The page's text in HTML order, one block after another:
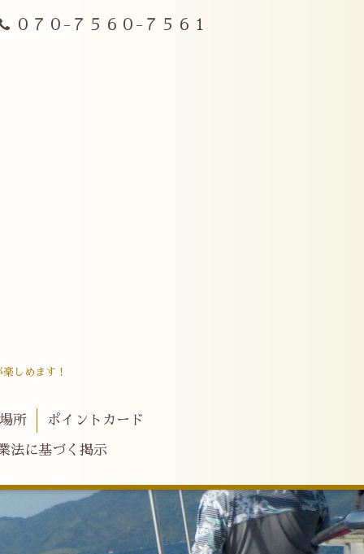
０７０-７５６０-７５６１
しめます！
所 ポイントカード
法に基づく掲示